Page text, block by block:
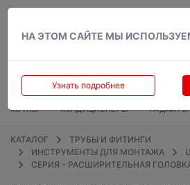
НА ЭТОМ САЙТЕ МЫ
Узнать подробнее
КОТЛЫ КОНДИЦИОНЕРЫ
КАТАЛОГ
ТРУБЫ И ФИТИНГИ
ИНСТРУМЕНТЫ ДЛЯ МОНТАЖА
СЕРИЯ - РАСШИРИТЕЛЬНАЯ ГОЛОВКА